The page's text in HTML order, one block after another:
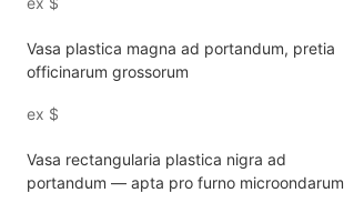
Vasa plastica magna ad portandum, pretia
officinarum grossorum
ex $
Vasa rectangularia plastica nigra ad
portandum — apta pro furno microondarum